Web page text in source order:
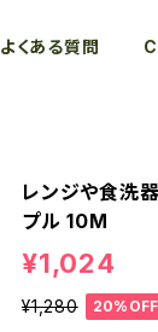
よくある質問
レンジや食洗
プル 10M
¥1,024
¥1,280 20%OFF